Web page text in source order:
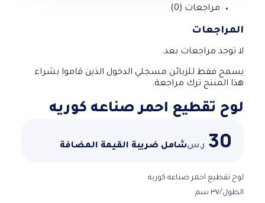
لوح تقطيع احمر صناعه كوريه
30 ر.سشامل ضريبة القيمة المضافة
لوح تقطيع احمر صناعه كوريه
الطول/٣٧ سم
مراجعات (0)
المراجعات
لا توجد مراجعات بعد.
يسمح فقط للزبائن مسجلي الدخول الذين قاموا بشراء
هذا المنتج ترك مراجعة.